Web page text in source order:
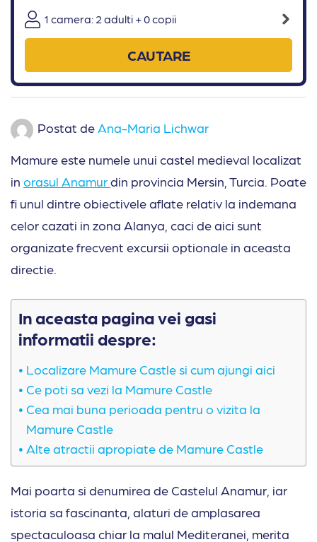
1 camera: 2 adulti + 0 copii
CAUTARE
Postat de Ana-Maria Lichwar
Mamure este numele unui castel medieval localizat
in orasul Anamurdin provincia Mersin, Turcia. Poate
fi unul dintre obiectivele aflate relativ la indemana
celor cazati in zona Alanya, caci de aici sunt
organizate frecvent excursii optionale in aceasta
directie.
In aceasta pagina vei gasi
informatii despre:
Localizare Mamure Castle si cum ajungi aici
Ce poti sa vezi la Mamure Castle
Cea mai buna perioada pentru o vizita la
Mamure Castle
Alte atractii apropiate de Mamure Castle
Mai poarta si denumirea de Castelul Anamur, iar
istoria sa fascinanta, alaturi de amplasarea
spectaculoasa chiar la malul Mediteranei, merita